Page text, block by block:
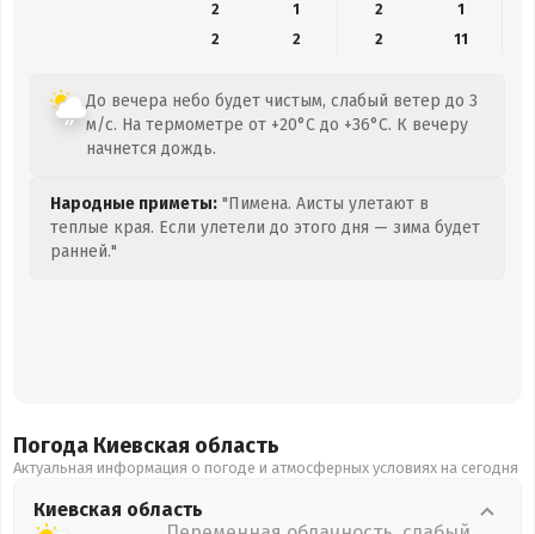
2
1 2
1
2
2 2 11
До вечера небо будет чистым, слабый ветер до 3
м/с. На термометре от +20°C до +36°C. К вечеру
начнется дождь.
Народные приметы: "Пимена. Аисты улетают в
теплые края. Если улетели до этого дня — зима будет
ранней."
Погода Киевская область
Актуальная информация о погоде и атмосферных условиях на сегодня
Киевская область